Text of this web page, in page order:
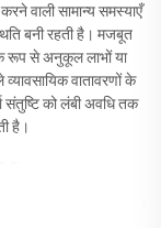
वाली सामान्य समस्याएँ
बनी रहती है। मजबूत
रूप से अनुकूल लाभों या
वातावरणों के
संतुष्टि को लंबी अवधि तक
है।